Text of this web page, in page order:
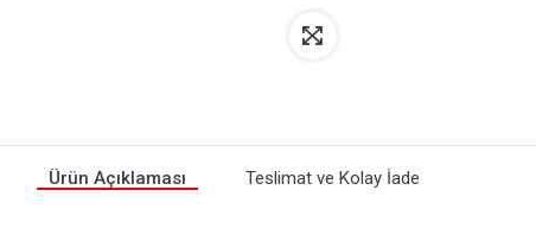
Ürün Açıklaması Teslimat ve Kolay İade